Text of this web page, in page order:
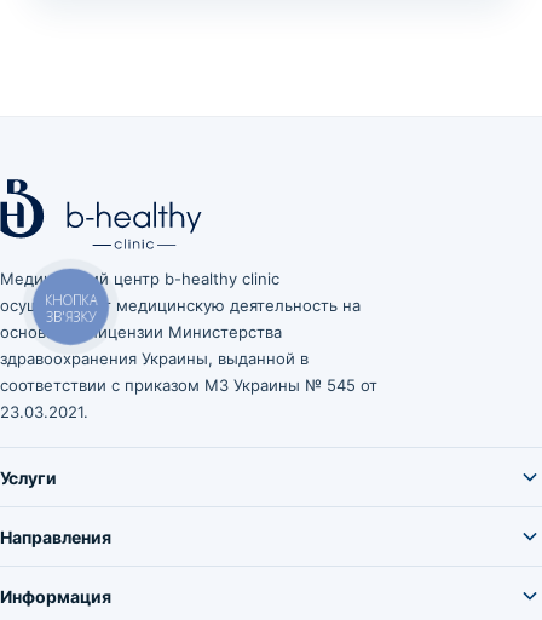
Медицинский центр b-healthy clinic
осуществляет медицинскую деятельность на
основании лицензии Министерства
здравоохранения Украины, выданной в
соответствии с приказом МЗ Украины № 545 от
23.03.2021.
Услуги
Направления
Информация
КНОПКА
ЗВ'ЯЗКУ